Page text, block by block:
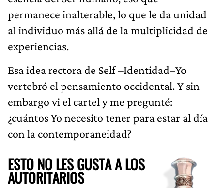
permanece inalterable, lo que le da unidad
al individuo más allá de la multiplicidad de
experiencias.
Esa idea rectora de Self –Identidad–Yo
vertebró el pensamiento occidental. Y sin
embargo vi el cartel y me pregunté:
¿cuántos Yo necesito tener para estar al día
con la contemporaneidad?
ESTO NO LES GUSTA A LOS
AUTORITARIOS